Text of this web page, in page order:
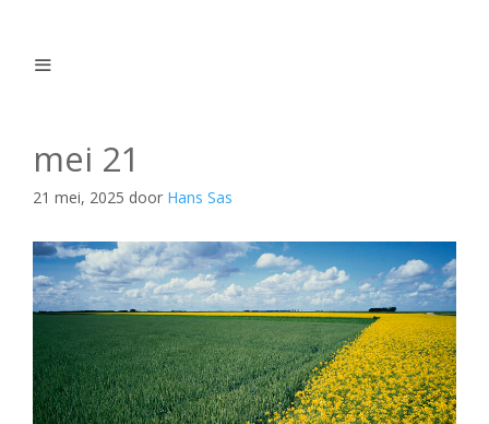
mei 21
21 mei, 2025 door Hans Sas